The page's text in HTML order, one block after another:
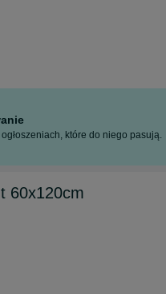
które do niego pasują.
60x120cm